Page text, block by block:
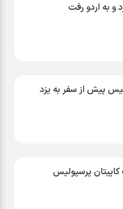
اردو رفت
پیش از سفر به یزد
پرسپولیس